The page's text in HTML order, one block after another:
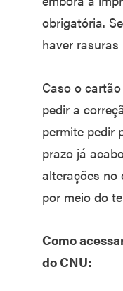
obrigatória.
haver
Caso o
pedir a
permite pedir
prazo já
alterações no
por meio do
Como
do CNU: